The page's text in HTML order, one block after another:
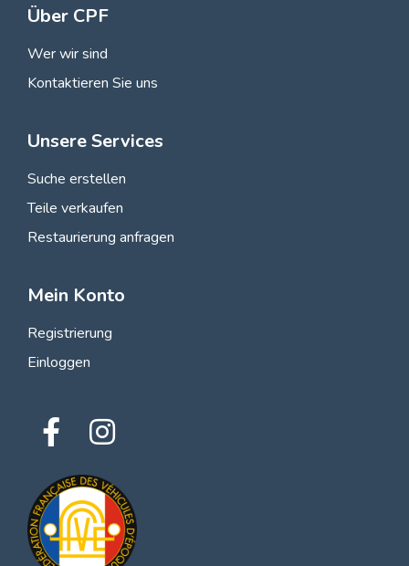
Über CPF
Wer wir sind
Kontaktieren Sie uns
Unsere Services
Suche erstellen
Teile verkaufen
Restaurierung anfragen
Mein Konto
Registrierung
Einloggen